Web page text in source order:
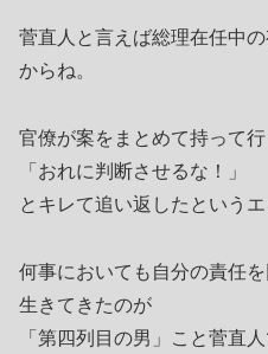
菅直人と言えば総理在任中
からね。
官僚が案をまとめて持って行
「おれに判断させるな！」
とキレて追い返したというエ
何事においても自分の責任
生きてきたのが
「第四列目の男」こと菅直人